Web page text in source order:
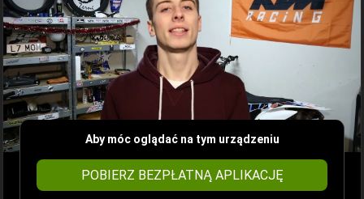
Aby móc oglądać na tym urządzeniu
POBIERZ BEZPŁATNĄ APLIKACJĘ